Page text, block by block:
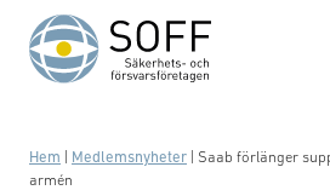
Hoppa till innehåll
Hem Medlemsnyheter
Saab förlänger
armén